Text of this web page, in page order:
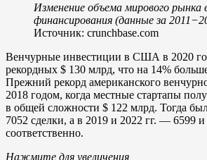
Изменение объема мирового рынка
финансирования (данные за
Источник: crunchbase.com
Венчурные инвестиции в США в 2020
рекордных $ 130 млрд, что на 14%
Прежний рекорд американского
2018 годом, когда местные стартапы
в общей сложности $ 122 млрд. Тогда
7052 сделки, а в 2019 и 2022 гг. — 6599 и
соответственно.
Нажмите для увеличения